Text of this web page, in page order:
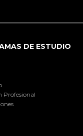
DE ESTUDIO
Profesional